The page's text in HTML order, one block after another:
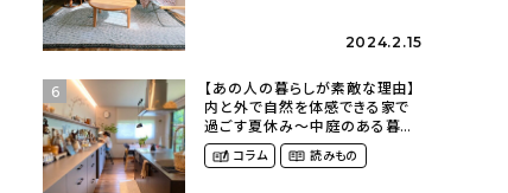
2024.2.15
6
【あの人の暮らしが素敵な理由】
内と外で自然を体感できる家で
過ごす夏休み〜中庭のある暮ら
し（yume_2700さん）
コラム 読みもの